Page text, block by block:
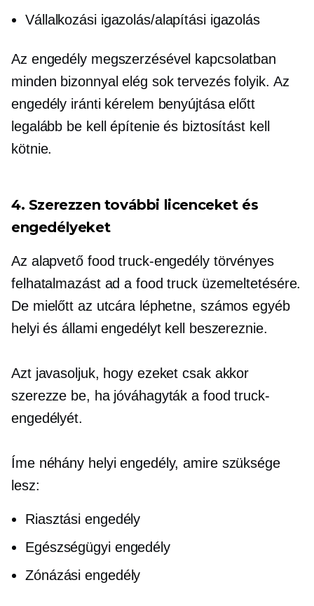
Vállalkozási igazolás/alapítási igazolás
Az engedély megszerzésével kapcsolatban
minden bizonnyal elég sok tervezés folyik. Az
engedély iránti kérelem benyújtása előtt
legalább be kell építenie és biztosítást kell
kötnie.
4. Szerezzen további licenceket és
engedélyeket
Az alapvető food truck-engedély törvényes
felhatalmazást ad a food truck üzemeltetésére.
De mielőtt az utcára léphetne, számos egyéb
helyi és állami engedélyt kell beszereznie.
Azt javasoljuk, hogy ezeket csak akkor
szerezze be, ha jóváhagyták a food truck-
engedélyét.
Íme néhány helyi engedély, amire szüksége
lesz:
Riasztási engedély
Egészségügyi engedély
Zónázási engedély